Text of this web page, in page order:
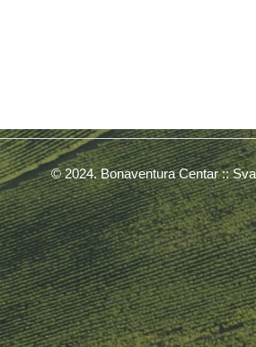
© 2024. Bonaventura Centar ::